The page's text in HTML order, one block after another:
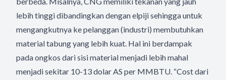
lebih tinggi dibandingkan dengan elpiji sehingga untuk
mengangkutnya ke pelanggan (industri) membutuhkan
material tabung yang lebih kuat. Hal ini berdampak
pada ongkos dari sisi material menjadi lebih mahal
menjadi sekitar 10-13 dolar AS per MMBTU. “Cost dari